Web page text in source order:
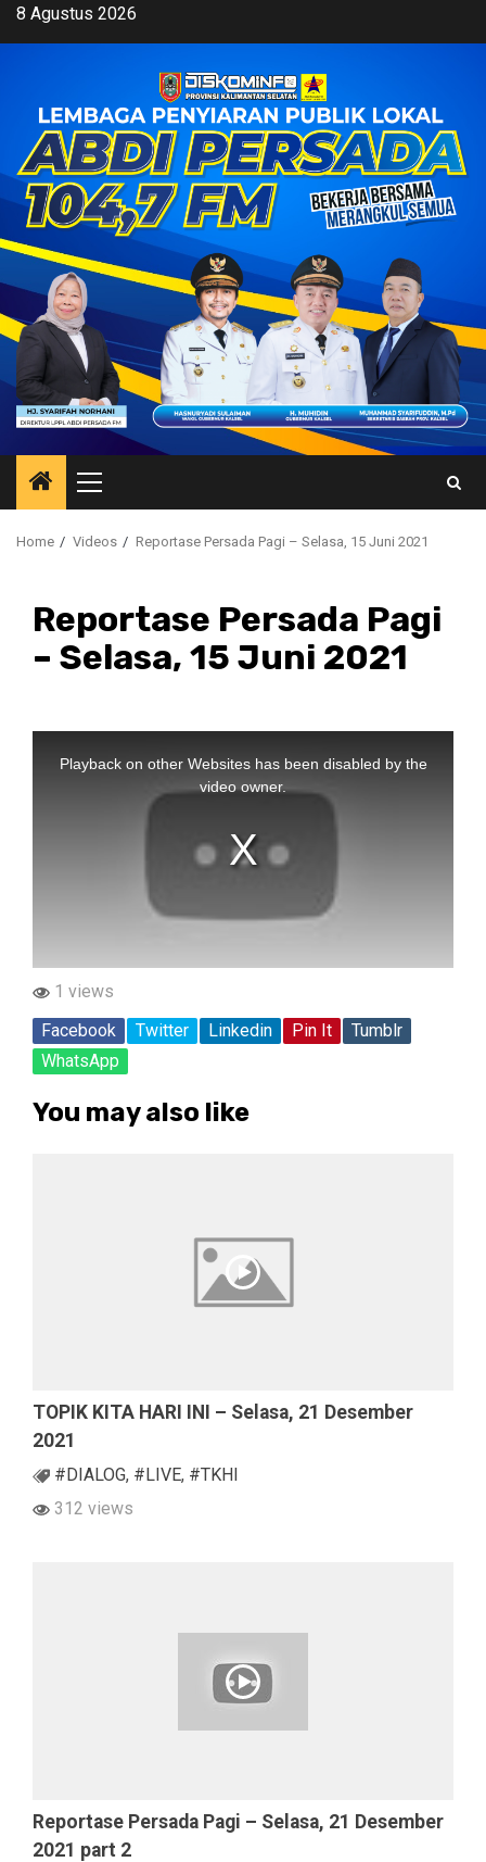
Skip8 Agustus 2026
Primary
Menu
Home Videos Reportase Persada Pagi – Selasa, 15 Juni 2021
Reportase Persada Pagi
– Selasa, 15 Juni 2021
1 views
Facebook
Twitter Linkedin Pin It
Tumblr
WhatsApp
You may also like
TOPIK KITA HARI INI – Selasa, 21 Desember
2021
#DIALOG, #LIVE, #TKHI
312 views
Reportase Persada Pagi – Selasa, 21 Desember
2021 part 2